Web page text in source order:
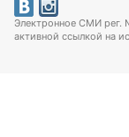
Электронное СМИ рег.
активной ссылкой на